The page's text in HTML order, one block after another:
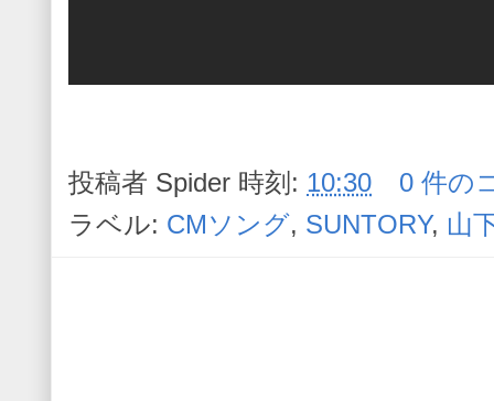
投稿者 Spider 時刻: 10:30
0 件の
ラベル: CMソング, SUNTORY, 山